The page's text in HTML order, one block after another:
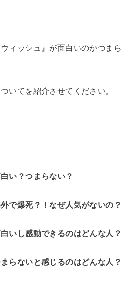
ィッシュ』が面白いのかつまら
いてを紹介させてください。
い？つまらない？
で爆死？！なぜ人気がないの？
いし感動できるのはどんな人？
らないと感じるのはどんな人？